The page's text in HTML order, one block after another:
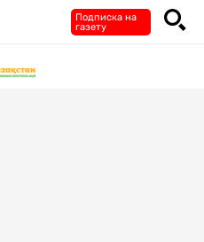
Подписка на
газету